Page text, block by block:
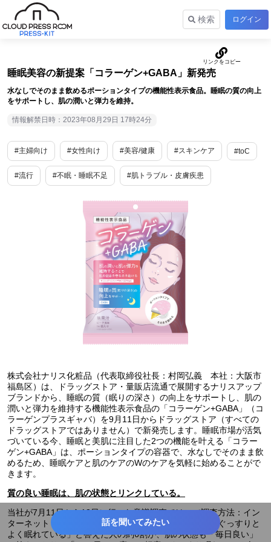
検索 ログイン
睡眠美容の新提案「コラーゲン+GABA」新発売
水なしでそのまま飲めるポーションタイプの機能性表示食品。睡眠の質の向上
をサポートし、肌の潤いと弾力を維持。
情報解禁日時：2023年08月29日 17時24分
#主婦向け #女性向け #美容/健康 #スキンケア #toC
#流行 #不眠・睡眠不足 #肌トラブル・皮膚疾患
株式会社ナリス化粧品（代表取締役社長：村岡弘義 本社：大阪市
福島区）は、ドラッグストア・量販店流通で展開するナリスアップ
ブランドから、睡眠の質（眠りの深さ）の向上をサポートし、肌の
潤いと弾力を維持する機能性表示食品の「コラーゲン+GABA」（コ
ラーゲンプラスギャバ）を9月11日からドラッグストア（すべての
ドラッグストアではありません）で新発売します。睡眠市場が活気
づいている今、睡眠と美肌に注目した2つの機能を叶える「コラー
ゲン+GABA」は、ポーションタイプの容器で、水なしでそのまま飲
めるため、睡眠ケアと肌のケアのWのケアを気軽に始めることがで
きます。
質の良い睡眠は、肌の状態とリンクしている。
当社が7月11日から18日に行った意識調査では、（調査方法：イン
ターネット 対象：20歳～59歳の女性2,003名）「毎日ぐっすりと
よく眠れている」と答えた人の約6割が、肌の状態も「毎日良い」
話を聞いてみたい